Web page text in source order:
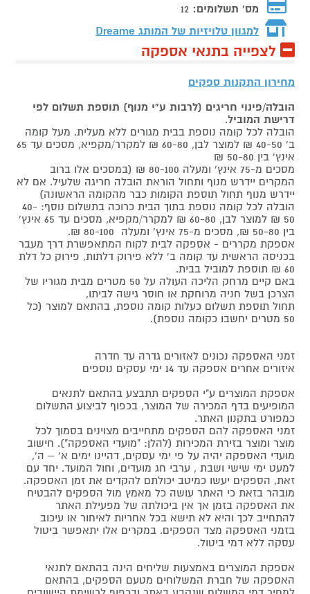
מס' תשלומים: 12
למגוון טלויזיות של המותג Dreame
לצפייה בתנאי אספקה
מחירון התקנות ספקים
הובלה/פינוי חריגים (לרבות ע"י מנוף) תוספת תשלום לפי
דרישת המוביל.
הובלה לכל קומה נוספת בבית מגורים ללא מעלית. מעל קומה
ב' 40-50 ₪ למוצר לבן, 60-80 ₪ למקרר/מקפיא, מסכים עד 65
אינץ' בין 50-80 ₪
מסכים מ-75 אינץ' ומעלה 80-100 ₪ (במסכים אלו ברוב
המקרים יידרש מנוף ותחול הוראת הובלה חריגה שלעיל. אם לא
יידרש מנוף תחול תוספת הקומות כבר מהקומה הראשונה)
הובלה לכל קומה נוספת בתוך הבית כרוכה בתשלום נוסף: 40-
50 ₪ למוצר לבן, 60-80 ₪ למקרר/מקפיא, מסכים עד 65 אינץ'
בין 50-80 ₪, מסכים מ-75 אינץ' ומעלה 80-100 ₪.
אספקת מקררים - אספקה לבית לקוח המתאפשרת דרך מעבר
בכניסה הראשית עד קומה ב' ללא פירוק דלתות, פירוק כל דלת
60 ₪ תוספת למוביל בבית.
באם קיים מרחק הליכה העולה על 50 מטרים מבית מגוריו של
הצרכן בשל חניה מרוחקת או חוסר גישה לביתו,
תחול תוספת תשלום כעלות קומה נוספת, בהתאם למוצר (כל
50 מטרים יחשבו כקומה נוספת).
זמני האספקה נכונים לאזורים גדרה עד חדרה
איזורים אחרים אספקה עד 14 ימי עסקים נוספים
אספקת המוצרים ע"י הספקים תתבצע בהתאם לתנאים
המופיעים בדף המכירה של המוצר, בכפוף לביצוע התשלום
כמפורט בתקנון האתר.
זמני האספקה להם הספקים מתחייבים מצוינים בסמוך לכל
מוצר ומוצר בזירת המכירות (להלן: "מועדי האספקה"). חישוב
מועדי האספקה יהיה על פי ימי עסקים, דהיינו ימים א' – ה',
למעט ימי שישי ושבת , ערבי חג מועדים, וחול המועד. יחד עם
זאת, הספקים יעשו כמיטב יכולתם להקדים את זמן האספקה.
מובהר בזאת כי האתר עושה כל מאמץ מול הספקים להבטיח
את האספקה בזמן אך אין ביכולתה של מפעילת האתר
להתחייב לכך והיא לא תישא בכל אחריות לאיחור או עיכוב
בזמני האספקה מצד הספקים. במקרים אלו יתאפשר ביטול
עסקה ללא דמי ביטול.
אספקת המוצרים באמצעות שליחים הינה בהתאם לתנאי
האספקה של חברת המשלוחים מטעם הספקים, בהתאם